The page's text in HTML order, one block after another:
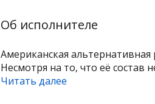
Об исполнителе
Американская альтернативная
Несмотря на то, что её состав
Читать далее